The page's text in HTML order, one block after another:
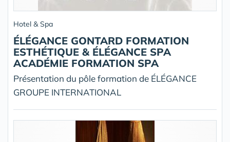
Hotel & Spa
ÉLÉGANCE GONTARD FORMATION
ESTHÉTIQUE & ÉLÉGANCE SPA
ACADÉMIE FORMATION SPA
Présentation du pôle formation de ÉLÉGANCE
GROUPE INTERNATIONAL